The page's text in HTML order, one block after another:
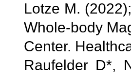
Lotze M.
Whole-body
Center.
Raufelder D*,